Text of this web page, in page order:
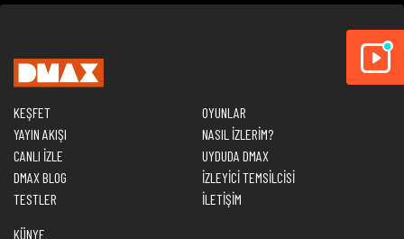
KEŞFET
YAYIN AKIŞI
CANLI İZLE
DMAX BLOG
TESTLER
OYUNLAR
NASIL İZLERİM?
UYDUDA DMAX
İZLEYİCİ TEMSİLCİSİ
İLETİŞİM
KÜNYE